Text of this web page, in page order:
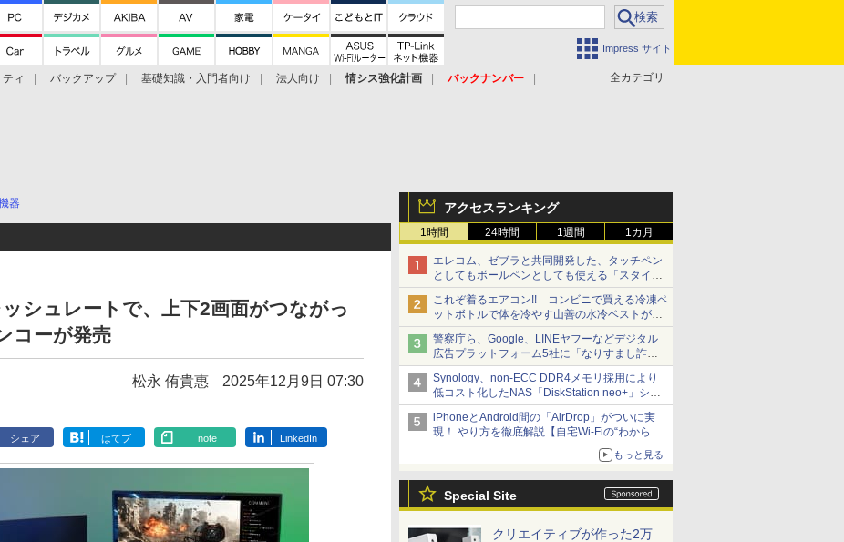
Impress サイト
全カテゴリ
ィ バックアップ 基礎知識・入門者向け 法人向け 情シス強化計画
バックナンバー
アクセスランキング
1時間 24時間 1週間 1カ月
エレコム、ゼブラと共同開発した、タッチペン
としてもボールペンとしても使える「スタイラ
スツーウェイ」発売 iPadにも紙にも、持ち替
えずに書き込める
これぞ着るエアコン!! コンビニで買える冷凍ペ
ットボトルで体を冷やす山善の水冷ベストがロ
ードバイクにちょうどいい【ぼっち・ざ・ろー
ど！その14】【空いた時間でなにしてる？】
警察庁ら、Google、LINEヤフーなどデジタル
広告プラットフォーム5社に「なりすまし詐欺
広告」対策強化を要請 著名人の写真や映像を
使った投資詐欺などへの対策として
Synology、non-ECC DDR4メモリ採用により
低コスト化したNAS「DiskStation neo+」シリ
ーズ 予算を抑えて導入でき、ECCメモリへの
アップグレードも可能
iPhoneとAndroid間の「AirDrop」がついに実
現！ やり方を徹底解説【自宅Wi-Fiの“わからな
もっと見る
Special Site
クリエイティブが作った2万
器
シュレートで、上下2画面がつながっ
コーが発売
松永 侑貴惠 2025年12月9日 07:30
シェア はてブ note LinkedIn